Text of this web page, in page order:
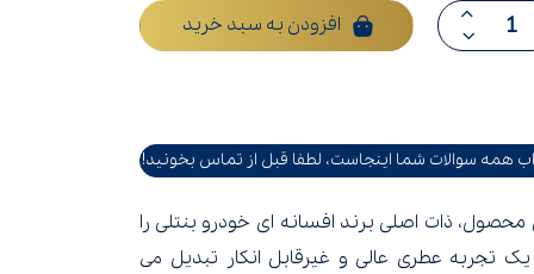
افزودن به سبد خرید
همه سوالات شما اینجاست، لطفا قبل از تماس بخونید!
محصول، ذات اصلی برند افسانه ای خودرو بنتلی را
تجربه عطری عالی و غیرقابل انکار تبدیل می